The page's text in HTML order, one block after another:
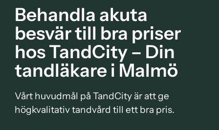
Behandla akuta
besvär till bra priser
hos TandCity – Din
tandläkare i Malmö
Vårt huvudmål på TandCity är att ge
högkvalitativ tandvård till ett bra pris.